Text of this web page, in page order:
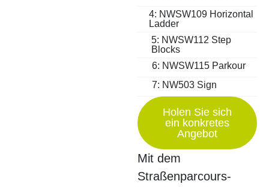
4: NWSW109 Horizontal
Ladder
5: NWSW112 Step
Blocks
6: NWSW115 Parkour
7: NW503 Sign
Holen Sie sich
ein konkretes
Angebot
Mit dem
Straßenparcours-